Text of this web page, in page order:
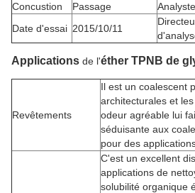
Concustion Passage Analyste
Date d'essai 2015/10/11
Applications de l'éther TPNB de
Revêtements
Il est un coalescent
architecturales et
odeur agréable lui
séduisante aux
pour des
C'est un excellent
applications de
solubilité organique